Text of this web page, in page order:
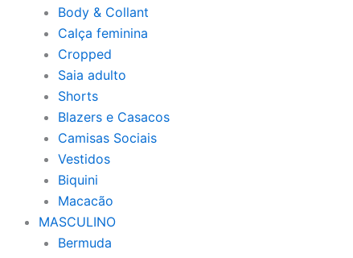
Body & Collant
Calça feminina
Cropped
Saia adulto
Shorts
Blazers e Casacos
Camisas Sociais
Vestidos
Biquini
Macacão
MASCULINO
Bermuda